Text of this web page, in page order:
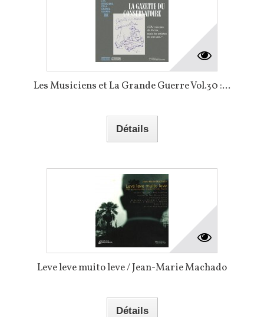
Les Musiciens et La Grande Guerre Vol.30 :...
Détails
Leve leve muito leve / Jean-Marie Machado
Détails